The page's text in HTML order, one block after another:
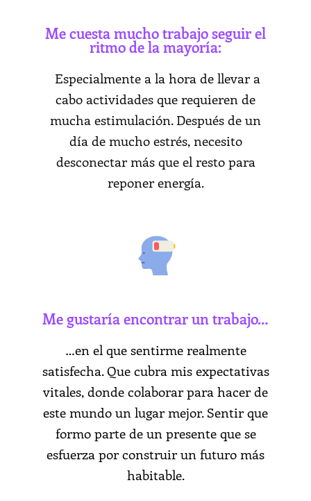
Me cuesta mucho trabajo seguir el
ritmo de la mayoría:
Especialmente a la hora de llevar a
cabo actividades que requieren de
mucha estimulación. Después de un
día de mucho estrés, necesito
desconectar más que el resto para
reponer energía.
Me gustaría encontrar un trabajo…
…en el que sentirme realmente
satisfecha. Que cubra mis expectativas
vitales, donde colaborar para hacer de
este mundo un lugar mejor. Sentir que
formo parte de un presente que se
esfuerza por construir un futuro más
habitable.